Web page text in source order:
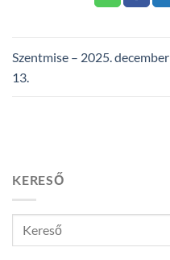
Szentmise – 2025. december
13.
KERESŐ